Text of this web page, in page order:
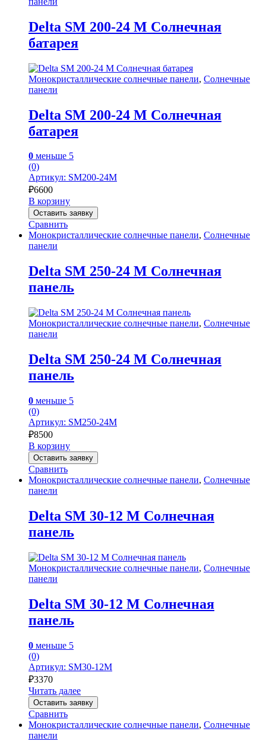
Delta SM 200-24 M Солнечная
батарея
Монокристаллические солнечные панели, Солнечные
панели
Delta SM 200-24 M Солнечная
батарея
0 меньше 5
(0)
Артикул: SM200-24M
₽6600
В корзину
Оставить заявку
Сравнить
Монокристаллические солнечные панели, Солнечные
панели
Delta SM 250-24 M Солнечная
панель
Монокристаллические солнечные панели, Солнечные
панели
Delta SM 250-24 M Солнечная
панель
0 меньше 5
(0)
Артикул: SM250-24M
₽8500
В корзину
Оставить заявку
Сравнить
Монокристаллические солнечные панели, Солнечные
панели
Delta SM 30-12 M Солнечная
панель
Монокристаллические солнечные панели, Солнечные
панели
Delta SM 30-12 M Солнечная
панель
0 меньше 5
(0)
Артикул: SM30-12M
₽3370
Читать далее
Оставить заявку
Сравнить
Монокристаллические солнечные панели, Солнечные
панели